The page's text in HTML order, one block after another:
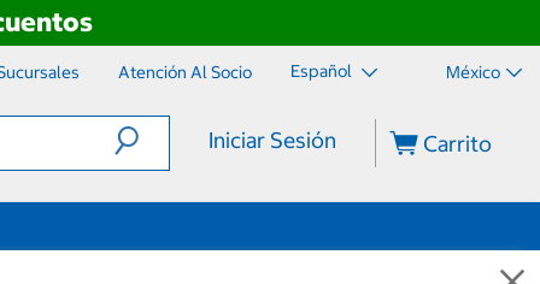
Atención Al Socio Español México
Iniciar Sesión Carrito